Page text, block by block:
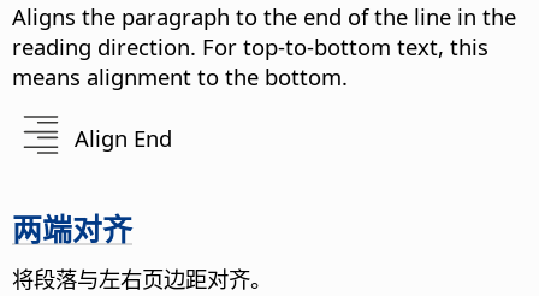
Aligns the paragraph to the end of the line in the
reading direction. For top-to-bottom text, this
means alignment to the bottom.
Align End
两端对齐
将段落与左右页边距对齐。